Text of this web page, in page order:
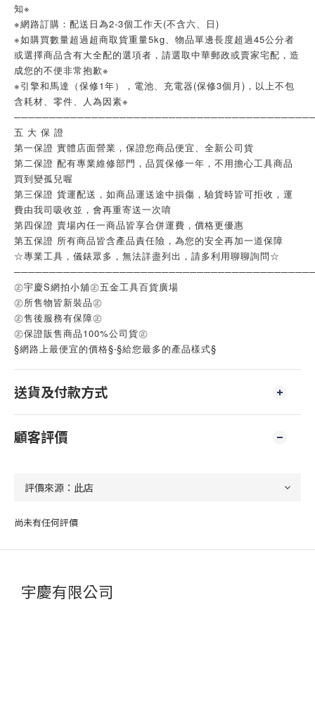
知※
※網路訂購：配送日為2-3個工作天(不含六、日)
※如購買數量超過超商取貨重量5kg、物品單邊長度超過45公分者
或選擇商品含有大全配的選項者，請選取中華郵政或賣家宅配，造
成您的不便非常抱歉※
※引擎和馬達（保修1年），電池、充電器(保修3個月)，以上不包
含耗材、零件、人為因素※
五 大 保 證
第一保證 實體店面營業，保證您商品便宜、全新公司貨
第二保證 配有專業維修部門，品質保修一年，不用擔心工具商品
買到變孤兒喔
第三保證 貨運配送，如商品運送途中損傷，驗貨時皆可拒收，運
費由我司吸收並，會再重寄送一次唷
第四保證 賣場內任一商品皆享合併運費，價格更優惠
第五保證 所有商品皆含產品責任險，為您的安全再加一道保障
☆專業工具，儀錶眾多，無法詳盡列出，請多利用聊聊詢問☆
㊣宇慶S網拍小舖㊣五金工具百貨廣場
㊣所售物皆新裝品㊣
㊣售後服務有保障㊣
㊣保證販售商品100%公司貨㊣
§網路上最便宜的價格§‧§給您最多的產品樣式§
送貨及付款方式
顧客評價
尚未有任何評價
宇慶有限公司